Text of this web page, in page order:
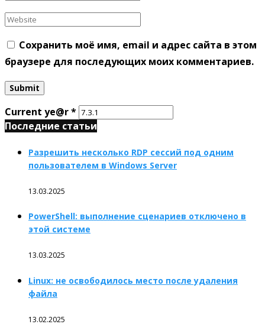
Сохранить моё имя, email и адрес сайта в этом
браузере для последующих моих комментариев.
Current ye@r*
Последние статьи
Разрешить несколько RDP сессий под одним
пользователем в Windows Server
13.03.2025
PowerShell: выполнение сценариев отключено в
этой системе
13.03.2025
Linux: не освободилось место после удаления
файла
13.02.2025